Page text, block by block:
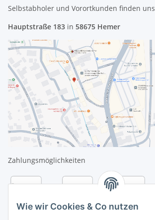
Wie wir Cookies & Co nutzen
Selbstabholer und Vorortkunden finden uns
Hauptstraße 183 in 58675 Hemer
Zahlungsmöglichkeiten